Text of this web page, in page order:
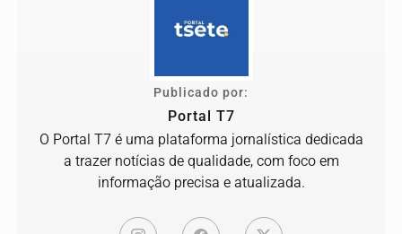
Publicado por:
Portal T7
O Portal T7 é uma plataforma jornalística dedicada
a trazer notícias de qualidade, com foco em
informação precisa e atualizada.